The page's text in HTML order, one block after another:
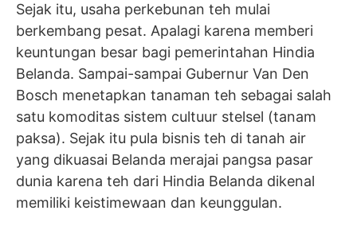
Sejak itu, usaha perkebunan teh mulai
berkembang pesat. Apalagi karena memberi
keuntungan besar bagi pemerintahan Hindia
Belanda. Sampai-sampai Gubernur Van Den
Bosch menetapkan tanaman teh sebagai salah
satu komoditas sistem cultuur stelsel (tanam
paksa). Sejak itu pula bisnis teh di tanah air
yang dikuasai Belanda merajai pangsa pasar
dunia karena teh dari Hindia Belanda dikenal
memiliki keistimewaan dan keunggulan.